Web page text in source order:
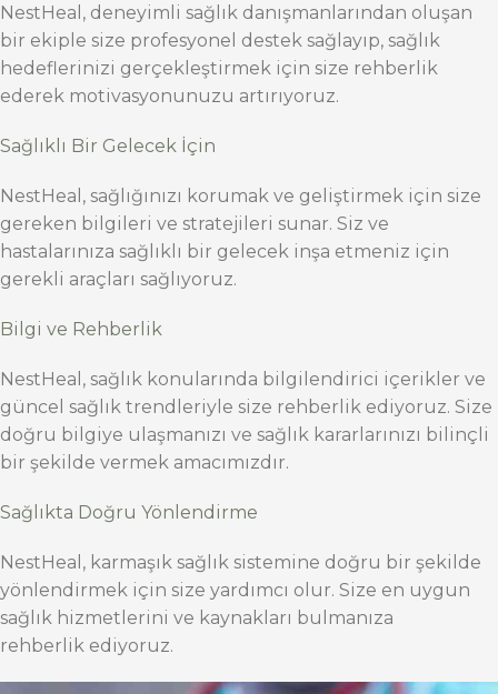
NestHeal, deneyimli sağlık danışmanlarından oluşan
bir ekiple size profesyonel destek sağlayıp, sağlık
hedeflerinizi gerçekleştirmek için size rehberlik
ederek motivasyonunuzu artırıyoruz.
Sağlıklı Bir Gelecek İçin
NestHeal, sağlığınızı korumak ve geliştirmek için size
gereken bilgileri ve stratejileri sunar. Siz ve
hastalarınıza sağlıklı bir gelecek inşa etmeniz için
gerekli araçları sağlıyoruz.
Bilgi ve Rehberlik
NestHeal, sağlık konularında bilgilendirici içerikler ve
güncel sağlık trendleriyle size rehberlik ediyoruz. Size
doğru bilgiye ulaşmanızı ve sağlık kararlarınızı bilinçli
bir şekilde vermek amacımızdır.
Sağlıkta Doğru Yönlendirme
NestHeal, karmaşık sağlık sistemine doğru bir şekilde
yönlendirmek için size yardımcı olur. Size en uygun
sağlık hizmetlerini ve kaynakları bulmanıza
rehberlik ediyoruz.